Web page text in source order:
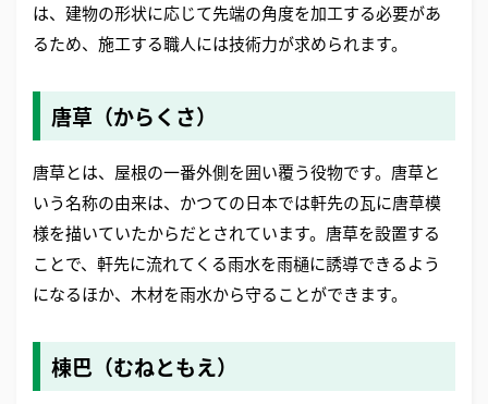
は、建物の形状に応じて先端の角度を加工する必要があ
るため、施工する職人には技術力が求められます。
唐草（からくさ）
唐草とは、屋根の一番外側を囲い覆う役物です。唐草と
いう名称の由来は、かつての日本では軒先の瓦に唐草模
様を描いていたからだとされています。唐草を設置する
ことで、軒先に流れてくる雨水を雨樋に誘導できるよう
になるほか、木材を雨水から守ることができます。
棟巴（むねともえ）